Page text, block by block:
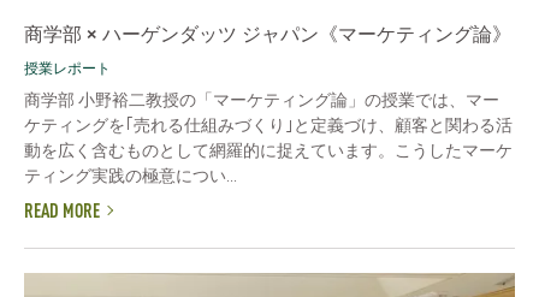
商学部 × ハーゲンダッツ ジャパン《マーケティング論》
授業レポート
商学部 小野裕二教授の「マーケティング論」の授業では、マー
ケティングを｢売れる仕組みづくり｣と定義づけ、顧客と関わる活
動を広く含むものとして網羅的に捉えています。こうしたマーケ
ティング実践の極意につい...
READ MORE